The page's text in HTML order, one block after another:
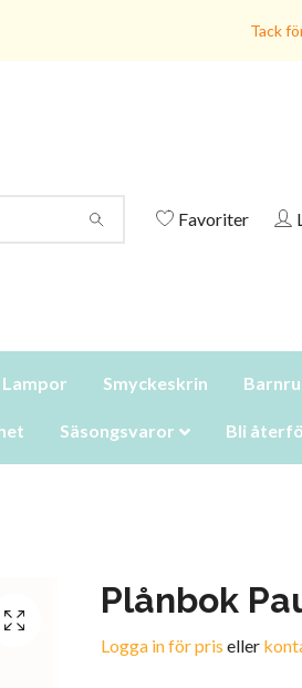
Tack
Favoriter
Lampor Smyckeskrin
Säsongsvaror Bli
Plånbok
Logga in för pris eller